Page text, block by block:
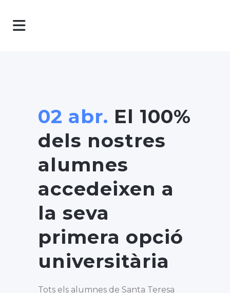
02 abr. El 100%
dels nostres
alumnes
accedeixen a
la seva
primera opció
universitària
Tots els alumnes de Santa Teresa